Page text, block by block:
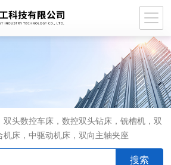
双头数控车床，数控双头钻床，铣槽机，双
机床，中驱动机床，双向主轴夹座